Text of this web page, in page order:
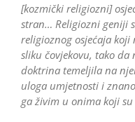
[kozmički religiozni]
stran… Religiozni geniji
religioznog osjećaja
sliku čovjekovu, tako da
doktrina temeljila na
uloga umjetnosti i
ga živim u onima koji